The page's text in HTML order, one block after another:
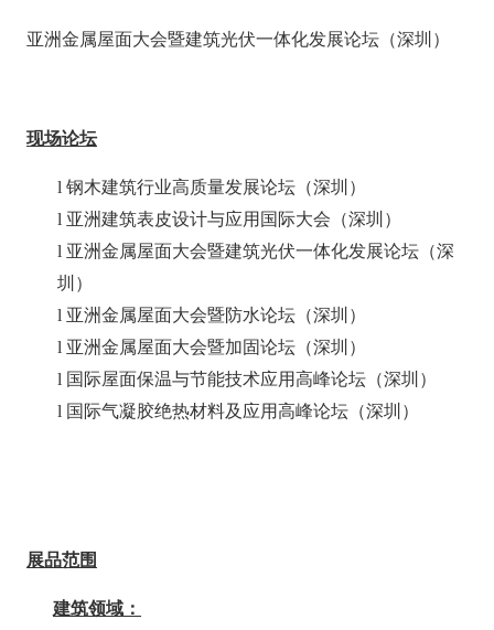
亚洲金属屋面大会暨建筑光伏一体化发展论坛 （深圳）
现场论坛
l 钢木建筑行业高质量发展论坛（深圳）
l 亚洲建筑表皮设计与应用国际大会（深圳）
l 亚洲金属屋面大会暨建筑光伏一体化发展论坛 （深
圳）
l 亚洲金属屋面大会暨防水论坛（深圳）
l 亚洲金属屋面大会暨加固论坛（深圳）
l 国际屋面保温与节能技术应用高峰论坛 （深圳）
l 国际气凝胶绝热材料及应用高峰论坛 （深圳）
展品范围
建筑领域：